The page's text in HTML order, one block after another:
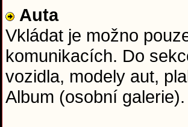
Auta
Vkládat je možno
komunikacích. Do
vozidla, modely aut,
Album (osobní galerie).